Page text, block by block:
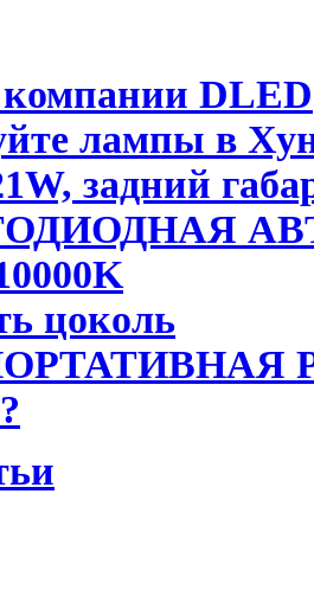
DLED
лампы в
задний
цоколь